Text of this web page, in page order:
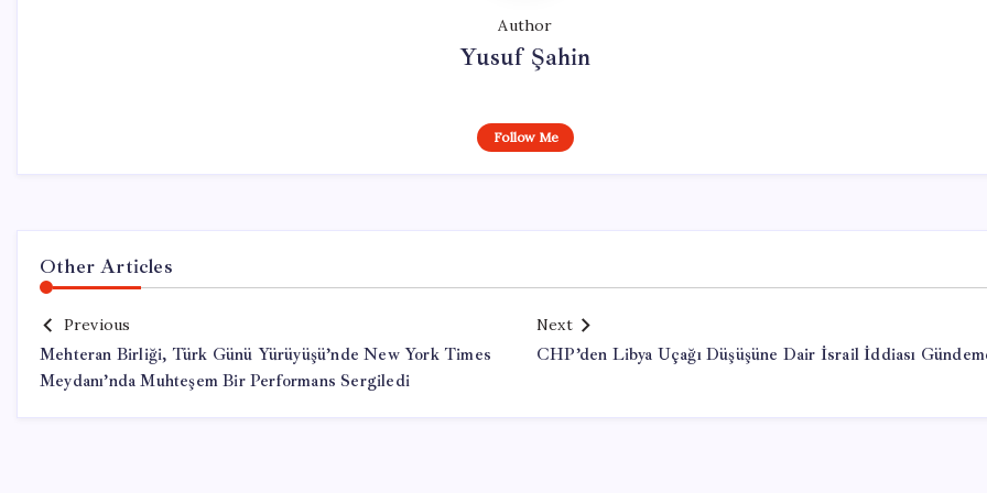
Author
Yusuf Şahin
Follow Me
Other Articles
Previous
Mehteran Birliği, Türk Günü Yürüyüşü’nde New York Times
Meydanı’nda Muhteşem Bir Performans Sergiledi
Next
CHP’den Libya Uçağı Düşüşüne Dair İsrail İddiası